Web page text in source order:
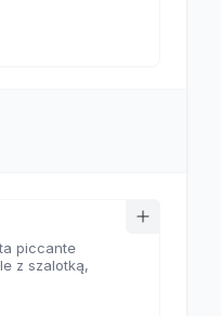
piccante
z szalotką,